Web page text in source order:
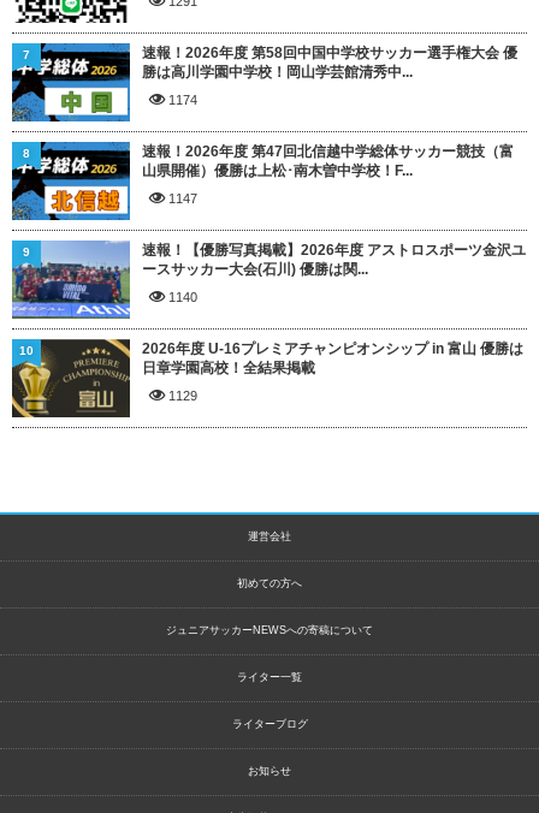
速報！2026年度 第58回中国中学校サッカー選手権大会 優
勝は高川学園中学校！岡山学芸館清秀中...
1174
7
速報！2026年度 第47回北信越中学総体サッカー競技（富
山県開催）優勝は上松･南木曽中学校！F...
1147
8
速報！【優勝写真掲載】2026年度 アストロスポーツ金沢ユ
ースサッカー大会(石川) 優勝は関...
1140
9
2026年度 U-16プレミアチャンピオンシップ in 富山 優勝は
日章学園高校！全結果掲載
1129
10
運営会社
初めての方へ
ジュニアサッカーNEWSへの寄稿について
ライター一覧
ライターブログ
お知らせ